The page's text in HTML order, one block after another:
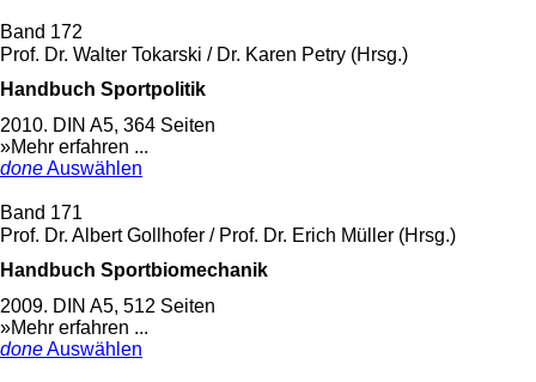
Band 172
Prof. Dr. Walter Tokarski / Dr. Karen Petry (Hrsg.)
Handbuch Sportpolitik
2010. DIN A5, 364 Seiten
»Mehr erfahren ...
doneAuswählen
Band 171
Prof. Dr. Albert Gollhofer / Prof. Dr. Erich Müller (Hrsg.)
Handbuch Sportbiomechanik
2009. DIN A5, 512 Seiten
»Mehr erfahren ...
doneAuswählen